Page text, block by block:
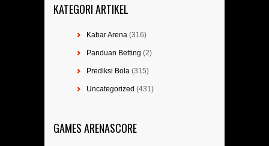
KATEGORI ARTIKEL
Kabar Arena (316)
Panduan Betting (2)
Prediksi Bola (315)
Uncategorized (431)
GAMES ARENASCORE